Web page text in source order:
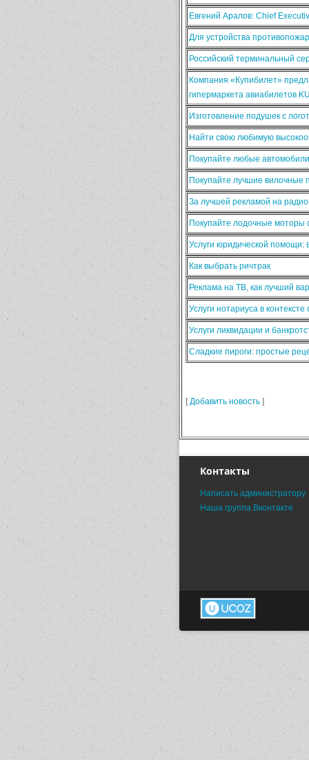
Евгений Аралов: Chief
Для устройства
Российский терминальный
Компания «Купибилет»
гипермаркета авиабилетов
Изготовление подушек с
Найти свою любимую
Покупайте любые
Покупайте лучшие вилочные
За лучшей рекламой на
Покупайте лодочные моторы
Услуги юридической
Как выбрать ричтрак
Реклама на ТВ, как лучший
Услуги нотариуса в
Услуги ликвидации и
Сладкие пироги: простые
[Добавить новость ]
Контакты
Написать администратору
Наша группа Вконтакте